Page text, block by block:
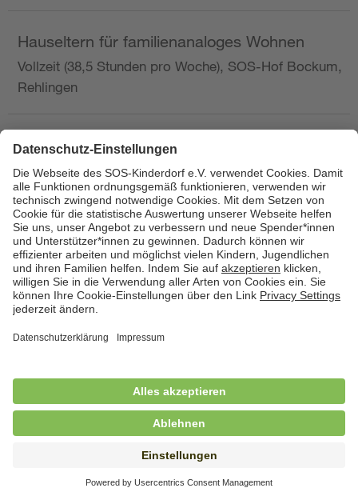
Hauseltern für familienanaloges Wohnen
Vollzeit (38,5 Stunden pro Woche), SOS-Hof Bockum,
Rehlingen
Hauswirtschafterin / Köchin (m/w/d) als
Ausbilderin (m/w/d) im Bereich
Nahrungszubereitung
in Vollzeit (38,5 Std./Wo.), SOS-Kinderdorf
Saarbrücken, Saarbrücken
Hauswirtschaftskraft (m/w/d)
in Teilzeit (mind. 20 - max. 30 Std./.Wo.), SOS-
Hauswirtschaftskraft (m/w/d)
in unbefristeter Anstellung, Teilzeit (20 Std./Wo.), SOS-
Kinderdorf Dortmund, Hagen